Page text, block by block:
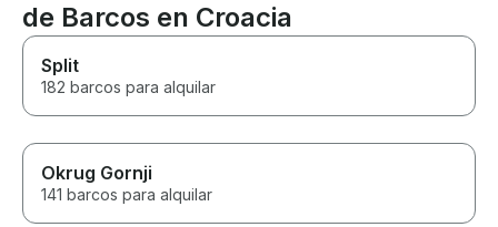
de Barcos en Croacia
Split
182 barcos para alquilar
Okrug Gornji
141 barcos para alquilar